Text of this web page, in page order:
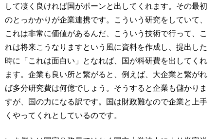
して凄く良ければ国がポーンと出してくれます。その最初
のとっかかりが企業連携です。こういう研究をしていて、
これは非常に価値があるんだ、こういう技術で行って、こ
れは将来こうなりますという風に資料を作成し、提出した
時に「これは面白い」となれば、国が科研費を出してくれ
ます。企業も良い所と繋がると、例えば、大企業と繋がれ
ば多分研究費は何億でしょう。そうすると企業も儲かりま
すが、国の力になる訳です。国は財政難なので企業と上手
くやってくれとしているのです。